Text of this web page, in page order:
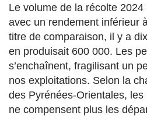
Le volume de la récolte 2024
avec un rendement inférieur
titre de comparaison, il y a
en produisait 600 000. Les
s’enchaînent, fragilisant un
nos exploitations. Selon la
des Pyrénées-Orientales,
ne compensent plus les